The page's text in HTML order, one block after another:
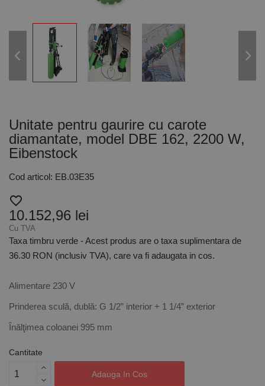
Unitate pentru gaurire cu carote
diamantate, model DBE 162, 2200 W,
Eibenstock
Cod articol: EB.03E35
favorite_border
10.152,96 lei
Cu TVA
Taxa timbru verde - Acest produs are o taxa suplimentara de
36.30 RON (inclusiv TVA), care va fi adaugata in cos.
Alimentare 230 V
Prinderea sculă, dublă: G 1/2” interior + 1 1/4” exterior
Înălţimea coloanei 995 mm
Cantitate
Adauga In Cos